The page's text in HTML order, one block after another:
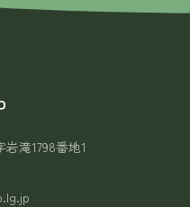
滝1798番地1